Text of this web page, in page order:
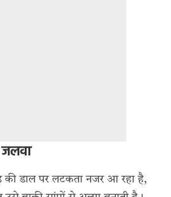
जलवा
की डाल पर लटकता नजर आ रहा है,